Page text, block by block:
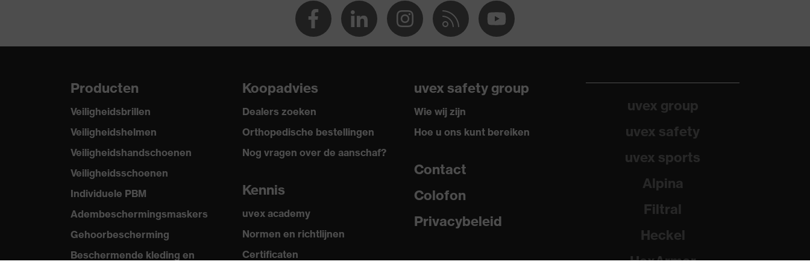
Producten
Veiligheidsbrillen
Veiligheidshelmen
Veiligheidshandschoenen
Veiligheidsschoenen
Individuele PBM
Adembeschermingsmaskers
Gehoorbescherming
Beschermende kleding en
Koopadvies
Dealers zoeken
Orthopedische bestellingen
Nog vragen over de aanschaf?
Kennis
uvex academy
Normen en richtlijnen
Certificaten
uvex safety group
Wie wij zijn
Hoe u ons kunt bereiken
Contact
Colofon
Privacybeleid
uvex group
uvex safety
uvex sports
Alpina
Filtral
Heckel
HexArmor